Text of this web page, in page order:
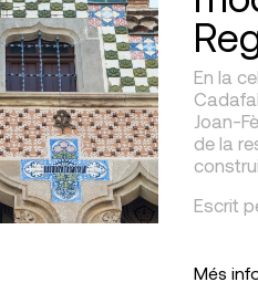
En la
Joan-
de la
Escrit
Més